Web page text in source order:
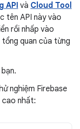
API và Cloud Tool
tên API này vào
rồi nhấp vào
quan của từng
nghiệm Firebase
cao nhất: